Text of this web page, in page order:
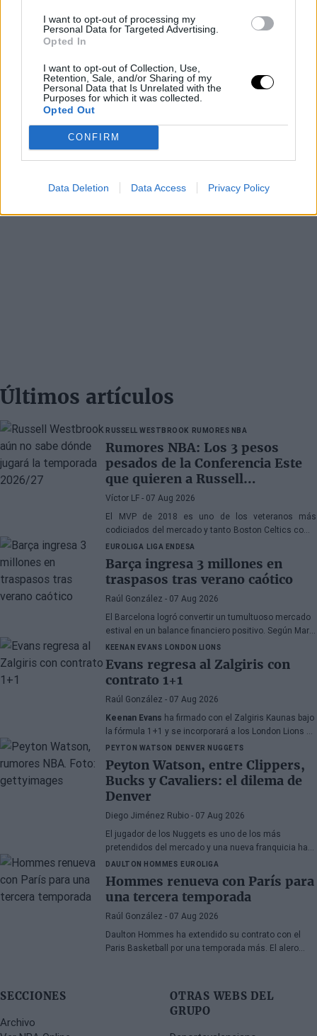
I want to opt-out of processing my
Personal Data for Targeted Advertising.
Opted In
I want to opt-out of Collection, Use,
Retention, Sale, and/or Sharing of my
Personal Data that Is Unrelated with the
Purposes for which it was collected.
Opted Out
CONFIRM
Data Deletion Data Access Privacy Policy
Últimos artículos
RUSSELL WESTBROOK RUMORES NBA
Rumores NBA: Los 3 pesos
pesados de la Conferencia Este
que quieren a Russell
Westbrook
Víctor LF - 07 Aug 2026
El MVP de 2018 es uno de los veteranos más
codiciados del mercado y tanto Boston Celtics como
Cleveland Cavaliers y Detroit Pistons estarían
interesados en hacerse con sus servicios
EUROLIGA LIGA ENDESA
Barça ingresa 3 millones en
traspasos tras verano caótico
Raúl González - 07 Aug 2026
El Barcelona logró convertir un tumultuoso mercado
estival en un balance financiero positivo. Según Marc
Mundet, la sección azulgrana ingresó cerca de tres
millones de euros procedentes de salidas de
jugadores, a pesar de un proceso de transferencias
marcado por la incertidumbre y los cambios de
última hora.
KEENAN EVANS LONDON LIONS
Evans regresa al Zalgiris con
contrato 1+1
Raúl González - 07 Aug 2026
Keenan Evans ha firmado con el Zalgiris Kaunas bajo
la fórmula 1+1 y se incorporará a los London Lions en
calidad de cedido durante la temporada 2026/27. El
base estadounidense continúa su proceso de
recuperación tras las lesiones sufridas en los
últimos meses.
PEYTON WATSON DENVER NUGGETS
Peyton Watson, entre Clippers,
Bucks y Cavaliers: el dilema de
Denver
Diego Jiménez Rubio - 07 Aug 2026
El jugador de los Nuggets es uno de los más
pretendidos del mercado y una nueva franquicia ha
entrado en la puja.
DAULTON HOMMES EUROLIGA
Hommes renueva con París para
una tercera temporada
Raúl González - 07 Aug 2026
Daulton Hommes ha extendido su contrato con el
Paris Basketball por una temporada más. El alero
SECCIONES
Archivo
OTRAS WEBS DEL
GRUPO